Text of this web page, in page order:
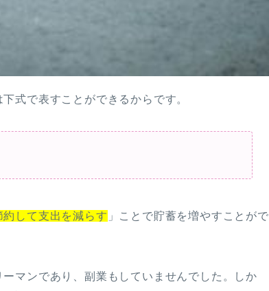
式で表すことができるからです。
約して支出を減らす 」ことで貯蓄を増やすことがで
マンであり、副業もしていませんでした。しか